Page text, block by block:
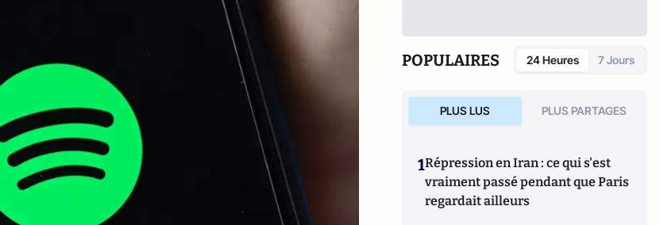
POPULAIRES 24 Heures 7 Jours
PLUS LUS PLUS PARTAGES
1Répression en Iran : ce qui s'est
vraiment passé pendant que Paris
regardait ailleurs